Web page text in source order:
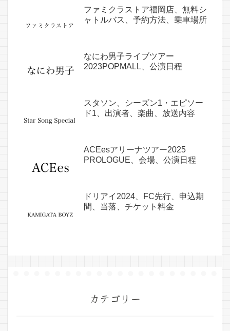
ファミクラストア福岡店、無料シ
ャトルバス、予約方法、乗車場所
なにわ男子ライブツアー
2023POPMALL、公演日程
スタソン、シーズン1・エピソー
ド1、出演者、楽曲、放送内容
ACEesアリーナツアー2025
PROLOGUE、会場、公演日程
ドリアイ2024、FC先行、申込期
間、当落、チケット料金
カテゴリー